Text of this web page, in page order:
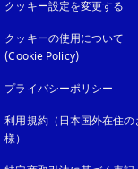
クッキー設定を変更する
クッキーの使用について
(Cookie Policy)新しいタブ
プライバシーポリシー
利用規約（日本国外在住の
様）